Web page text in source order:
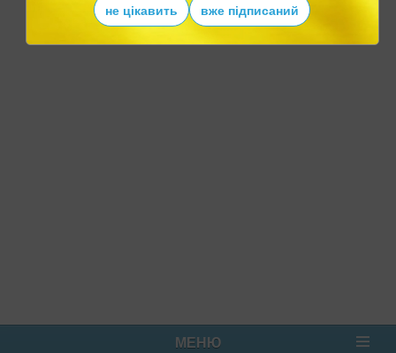
МЕНЮ
не цікавить вже підписаний